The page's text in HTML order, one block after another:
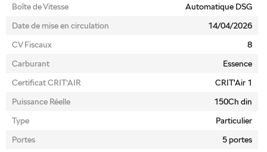
Boîte de Vitesse
Automatique DSG
Date de mise en circulation
14/04/2026
CV Fiscaux
8
Carburant
Essence
Certificat CRIT’AIR
CRIT'Air 1
Puissance Réelle
150Ch din
Type
Particulier
Portes
5 portes